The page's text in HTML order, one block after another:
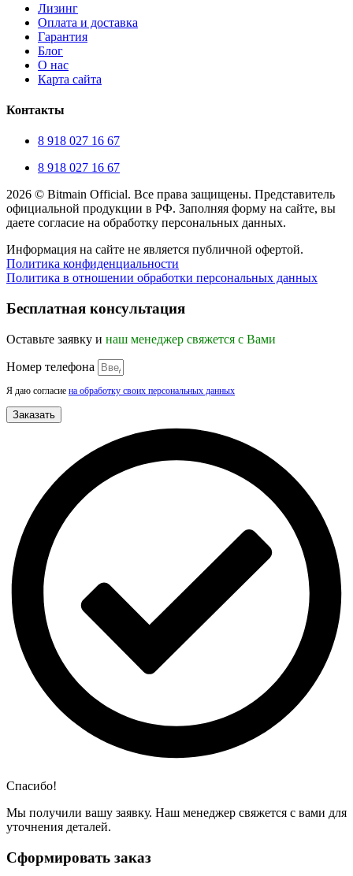
Лизинг
Оплата и доставка
Гарантия
Блог
О нас
Карта сайта
Контакты
8 918 027 16 67
8 918 027 16 67
2026 © Bitmain Official. Все права защищены. Представитель
официальной продукции в РФ. Заполняя форму на сайте, вы
даете согласие на обработку персональных данных.
Информация на сайте не является публичной офертой.
Политика конфиденциальности
Политика в отношении обработки персональных данных
вверх
Бесплатная консультация
Оставьте заявку и наш менеджер свяжется с Вами
Номер телефона
Я даю согласие на обработку своих персональных данных
Заказать
Спасибо!
Мы получили вашу заявку. Наш менеджер свяжется с вами для
уточнения деталей.
Сформировать заказ